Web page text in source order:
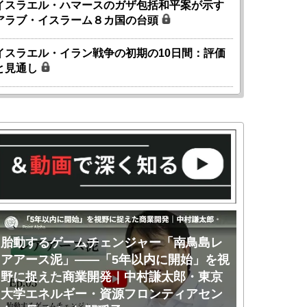
スラエル・ハマースのガザ包括和平案が示す
ラブ・イスラーム８カ国の台頭
スラエル・イラン戦争の初期の10日間：評価
見通し
胎動するゲームチェンジャー「南鳥島レ
アアース泥」――「5年以内に開始」を視
野に捉えた商業開発｜中村謙太郎・東京
大学エネルギー・資源フロンティアセン